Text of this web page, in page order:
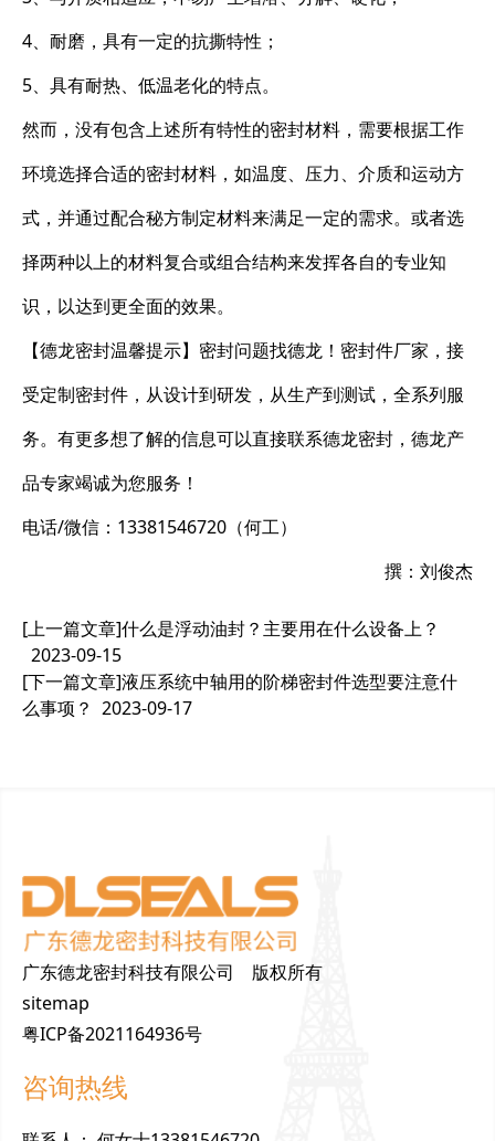
4、耐磨，具有一定的抗撕特性；
5、具有耐热、低温老化的特点。
然而，没有包含上述所有特性的密封材料，需要根据工作
环境选择合适的密封材料，如温度、压力、介质和运动方
式，并通过配合秘方制定材料来满足一定的需求。或者选
择两种以上的材料复合或组合结构来发挥各自的专业知
识，以达到更全面的效果。
【德龙密封温馨提示】密封问题找德龙！密封件厂家，接
受定制密封件，从设计到研发，从生产到测试，全系列服
务。有更多想了解的信息可以直接联系德龙密封，德龙产
品专家竭诚为您服务！
电话/微信：13381546720（何工）
撰：刘俊杰
[上一篇文章]什么是浮动油封？主要用在什么设备上？
2023-09-15
[下一篇文章]液压系统中轴用的阶梯密封件选型要注意什
么事项？ 2023-09-17
广东德龙密封科技有限公司 版权所有
sitemap
粤ICP备2021164936号
咨询热线